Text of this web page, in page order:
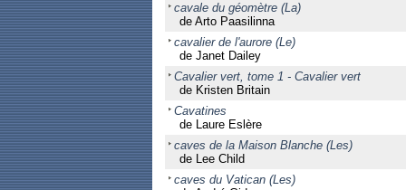
cavale du géomètre (La)
de Arto Paasilinna
cavalier de l'aurore (Le)
de Janet Dailey
Cavalier vert, tome 1 - Cavalier vert
de Kristen Britain
Cavatines
de Laure Eslère
caves de la Maison Blanche (Les)
de Lee Child
caves du Vatican (Les)